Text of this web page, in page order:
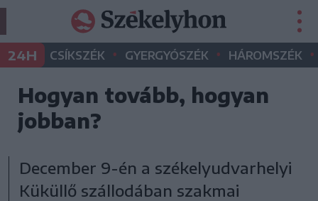
24H CSÍKSZÉK • GYERGYÓSZÉK • HÁROMSZÉK •
Hogyan tovább, hogyan
jobban?
December 9-én a székelyudvarhelyi
Küküllő szállodában szakmai